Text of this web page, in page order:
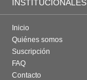
INSTITUCIONALES
Inicio
Quiénes somos
Suscripción
FAQ
Contacto